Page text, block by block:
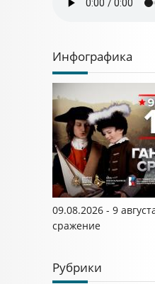
Инфографика
09.08.2026 - 9
сражение
Рубрики